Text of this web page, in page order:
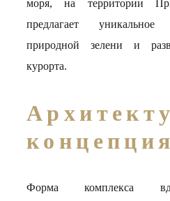
моря, на территории
предлагает
природной зелени и
курорта.
концепция
Форма комплекса